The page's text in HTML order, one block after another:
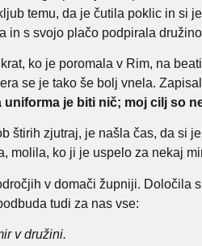
temu, da je čutila poklic in si
in s svojo plačo podpirala
ko je poromala v Rim, na
se je tako še bolj vnela.
je biti nič; moj cilj so
štirih zjutraj, je našla čas, da si
molila, ko ji je uspelo za nekaj
v domači župniji. Določila
tudi za nas vse:
v družini.